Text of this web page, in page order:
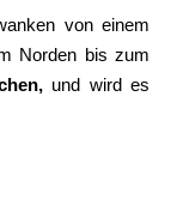
von einem
Norden bis zum
und wird es